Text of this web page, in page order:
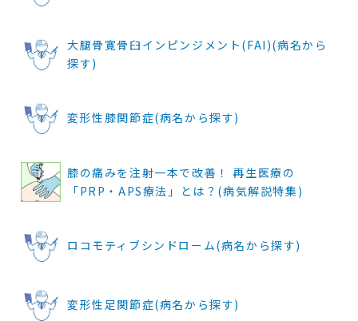
大腿骨寛骨臼インピンジメント(FAI)(病名から
探す)
変形性膝関節症(病名から探す)
膝の痛みを注射一本で改善！ 再生医療の
「PRP・APS療法」とは？(病気解説特集)
ロコモティブシンドローム(病名から探す)
変形性足関節症(病名から探す)